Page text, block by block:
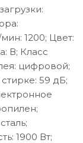
1200; Цвет:
В; Класс
цифровой;
59 дБ;
1900 Вт;